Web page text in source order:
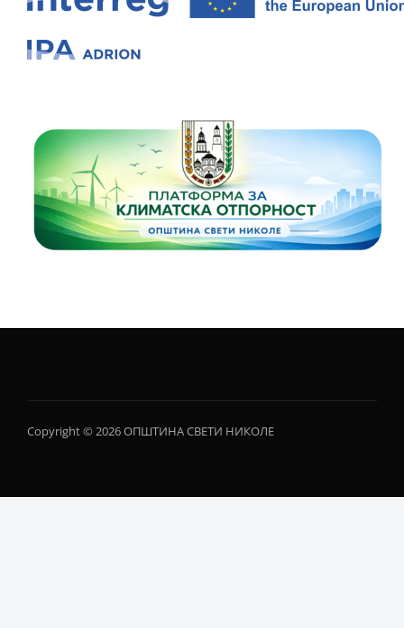
Copyright © 2026 ОПШТИНА СВЕТИ НИКОЛЕ